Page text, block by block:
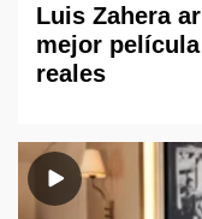
Luis Zahera
mejor
reales